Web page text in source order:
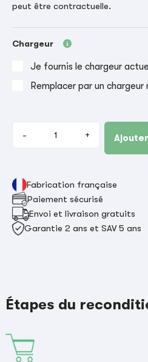
peut être contractuelle.
Chargeur
Je fournis le chargeur actuel
Remplacer par un chargeur
- +
Fabrication française
Paiement sécurisé
Envoi et livraison gratuits
Garantie 2 ans et SAV 5 ans
Étapes du